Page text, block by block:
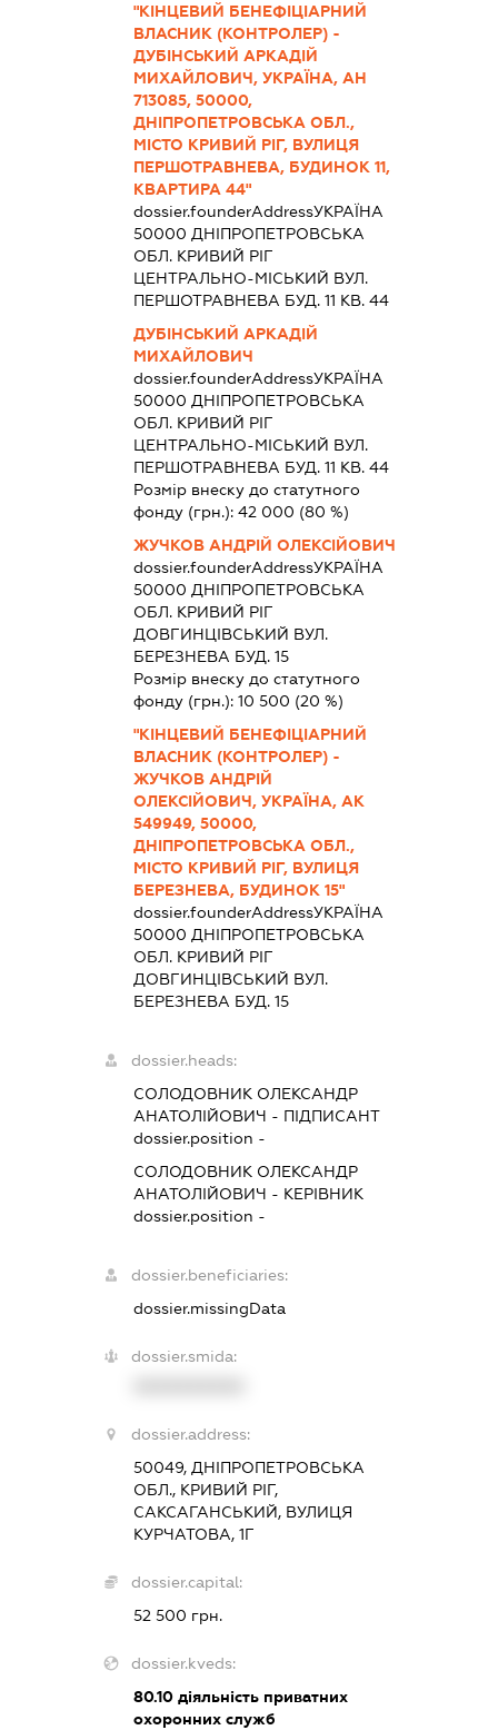
"КІНЦЕВИЙ БЕНЕФІЦІАРНИЙ
ВЛАСНИК (КОНТРОЛЕР) -
ДУБІНСЬКИЙ АРКАДІЙ
МИХАЙЛОВИЧ, УКРАЇНА, АН
713085, 50000,
ДНІПРОПЕТРОВСЬКА ОБЛ.,
МІСТО КРИВИЙ РІГ, ВУЛИЦЯ
ПЕРШОТРАВНЕВА, БУДИНОК 11,
КВАРТИРА 44"
dossier.founderAddressУКРАЇНА
50000 ДНIПРОПЕТРОВСЬКА
ОБЛ. КРИВИЙ РІГ
ЦЕНТРАЛЬНО-МІСЬКИЙ ВУЛ.
ПЕРШОТРАВНЕВА БУД. 11 КВ. 44
ДУБІНСЬКИЙ АРКАДІЙ
МИХАЙЛОВИЧ
dossier.founderAddressУКРАЇНА
50000 ДНIПРОПЕТРОВСЬКА
ОБЛ. КРИВИЙ РІГ
ЦЕНТРАЛЬНО-МІСЬКИЙ ВУЛ.
ПЕРШОТРАВНЕВА БУД. 11 КВ. 44
Розмір внеску до статутного
фонду (грн.): 42 000 (80 %)
ЖУЧКОВ АНДРІЙ ОЛЕКСІЙОВИЧ
dossier.founderAddressУКРАЇНА
50000 ДНIПРОПЕТРОВСЬКА
ОБЛ. КРИВИЙ РІГ
ДОВГИНЦІВСЬКИЙ ВУЛ.
БЕРЕЗНЕВА БУД. 15
Розмір внеску до статутного
фонду (грн.): 10 500 (20 %)
"КІНЦЕВИЙ БЕНЕФІЦІАРНИЙ
ВЛАСНИК (КОНТРОЛЕР) -
ЖУЧКОВ АНДРІЙ
ОЛЕКСІЙОВИЧ, УКРАЇНА, АК
549949, 50000,
ДНІПРОПЕТРОВСЬКА ОБЛ.,
МІСТО КРИВИЙ РІГ, ВУЛИЦЯ
БЕРЕЗНЕВА, БУДИНОК 15"
dossier.founderAddressУКРАЇНА
50000 ДНIПРОПЕТРОВСЬКА
ОБЛ. КРИВИЙ РІГ
ДОВГИНЦІВСЬКИЙ ВУЛ.
БЕРЕЗНЕВА БУД. 15
dossier.heads:
СОЛОДОВНИК ОЛЕКСАНДР
АНАТОЛІЙОВИЧ - ПІДПИСАНТ
dossier.position -
СОЛОДОВНИК ОЛЕКСАНДР
АНАТОЛІЙОВИЧ - КЕРІВНИК
dossier.position -
dossier.beneficiaries:
dossier.missingData
dossier.smida:
dossier.address:
50049, ДНІПРОПЕТРОВСЬКА
ОБЛ., КРИВИЙ РІГ,
САКСАГАНСЬКИЙ, ВУЛИЦЯ
КУРЧАТОВА, 1Г
dossier.capital:
52 500 грн.
dossier.kveds:
80.10діяльність приватних
охоронних служб